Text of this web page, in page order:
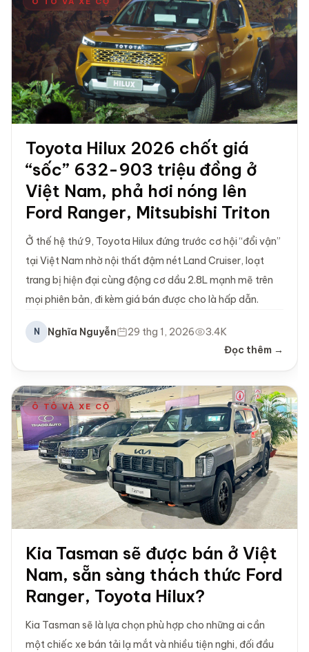
Toyota Hilux 2026 chốt giá
“sốc” 632-903 triệu đồng ở
Việt Nam, phả hơi nóng lên
Ford Ranger, Mitsubishi Triton
Ở thế hệ thứ 9, Toyota Hilux đứng trước cơ hội “đổi vận”
tại Việt Nam nhờ nội thất đậm nét Land Cruiser, loạt
trang bị hiện đại cùng động cơ dầu 2.8L mạnh mẽ trên
mọi phiên bản, đi kèm giá bán được cho là hấp dẫn.
N Nghĩa Nguyễn 29 thg 1, 2026
3.4K
Đọc thêm →
Ô TÔ VÀ XE CỘ
Kia Tasman sẽ được bán ở Việt
Nam, sẵn sàng thách thức Ford
Ranger, Toyota Hilux?
Kia Tasman sẽ là lựa chọn phù hợp cho những ai cần
một chiếc xe bán tải lạ mắt và nhiều tiện nghi, đối đầu